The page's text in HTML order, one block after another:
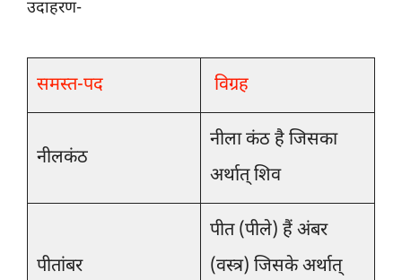
उदाहरण-
समस्त-पद विग्रह
नीलकंठ
नीला कंठ है जिसका
अर्थात् शिव
पीतांबर
पीत (पीले) हैं अंबर
(वस्त्र) जिसके अर्थात्